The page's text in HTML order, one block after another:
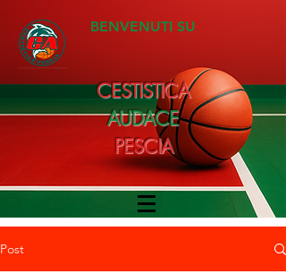
BENVENUTI SU
CESTISTICA
AUDACE
PESCIA
Post